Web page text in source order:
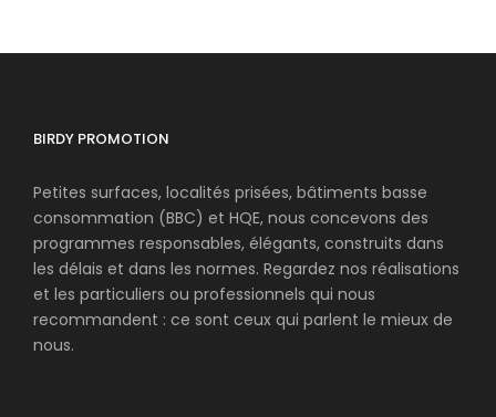
BIRDY PROMOTION
Petites surfaces, localités prisées, bâtiments basse
consommation (BBC) et HQE, nous concevons des
programmes responsables, élégants, construits dans
les délais et dans les normes. Regardez nos réalisations
et les particuliers ou professionnels qui nous
recommandent : ce sont ceux qui parlent le mieux de
nous.